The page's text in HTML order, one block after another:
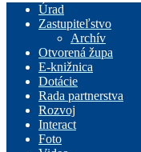
Úrad
Zastupiteľstvo
Archív
Otvorená župa
E-knižnica
Dotácie
Rada partnerstva
Rozvoj
Interact
Foto